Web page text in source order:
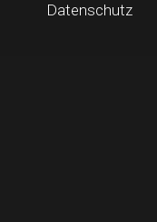
Datenschutz